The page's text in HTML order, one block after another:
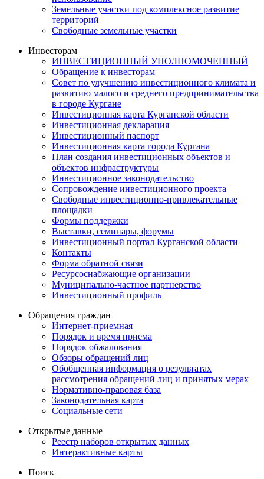
Земельные участки под комплексное развитие
территорий
Свободные земельные участки
Инвесторам
ИНВЕСТИЦИОННЫЙ УПОЛНОМОЧЕННЫЙ
Обращение к инвесторам
Совет по улучшению инвестиционного климата и
развитию малого и среднего предпринимательства
в городе Кургане
Инвестиционная карта Курганской области
Инвестиционная декларация
Инвестиционный паспорт
Инвестиционная карта города Кургана
План создания инвестиционных объектов и
объектов инфраструктуры
Инвестиционное законодательство
Сопровождение инвестиционного проекта
Свободные инвестиционно-привлекательные
площадки
Формы поддержки
Выставки, семинары, форумы
Инвестиционный портал Курганской области
Контакты
Форма обратной связи
Ресурсоснабжающие организации
Муниципально-частное партнерство
Инвестиционный профиль
Обращения граждан
Интернет-приемная
Порядок и время приема
Порядок обжалования
Обзоры обращений лиц
Обобщенная информация о результатах
рассмотрения обращений лиц и принятых мерах
Нормативно-правовая база
Законодательная карта
Социальные сети
Открытые данные
Реестр наборов открытых данных
Интерактивные карты
Поиск